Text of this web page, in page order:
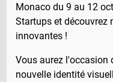
Monaco du 9 au 12
Startups et découvrez
innovantes !
Vous aurez l'occasion
nouvelle identité